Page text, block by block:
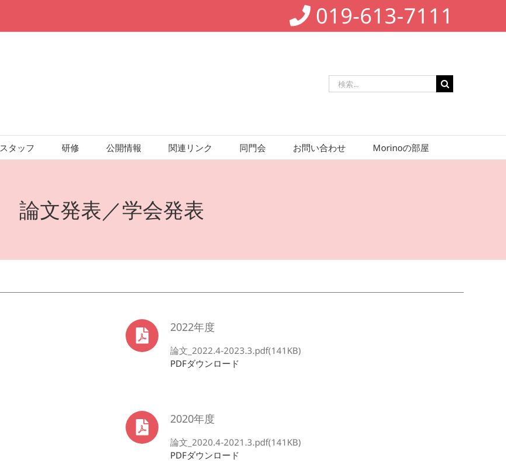
019-613-7111
索
スタッフ 研修 公開情報 関連リンク 同門会 お問い合わせ Morinoの部屋
論文発表／学会発表
2022年度
論文_2022.4-2023.3.pdf(141KB)
PDFダウンロード
2020年度
論文_2020.4-2021.3.pdf(141KB)
PDFダウンロード